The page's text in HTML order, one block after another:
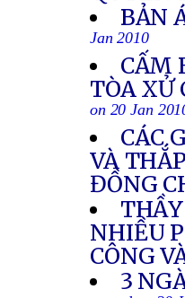
BẢN
Jan 2010
CẤM
TÒA XỬ
on 20 Jan
CÁC
VÀ
ĐỒNG
NHIỀU
CÔNG
3